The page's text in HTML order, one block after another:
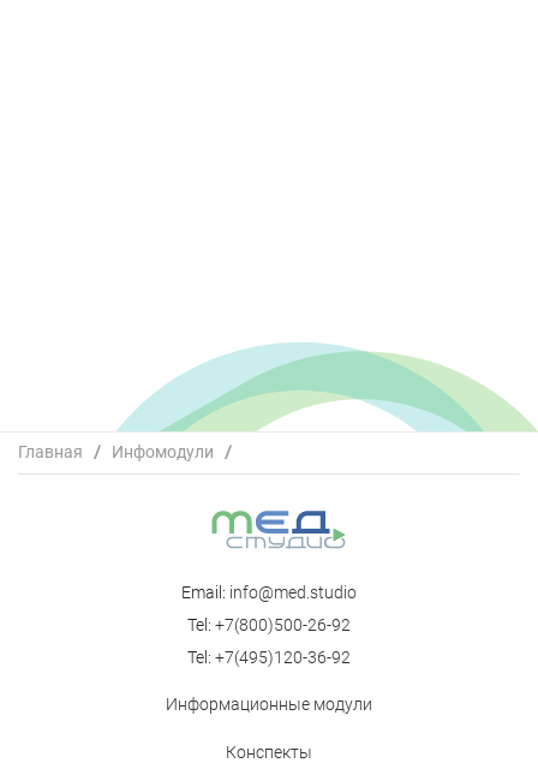
Главная / Инфомодули
/
Региональная Образовательная Школа
Email: info@med.studio
Tel: +7(800)500-26-92
Tel: +7(495)120-36-92
Информационные модули
Конспекты